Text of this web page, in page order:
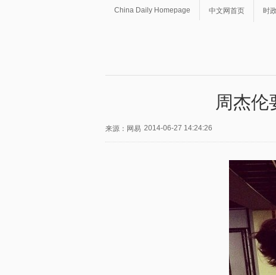
China Daily Homepage 中文网首页 时政
周杰伦
来源：网易 2014-06-27 14:24:26